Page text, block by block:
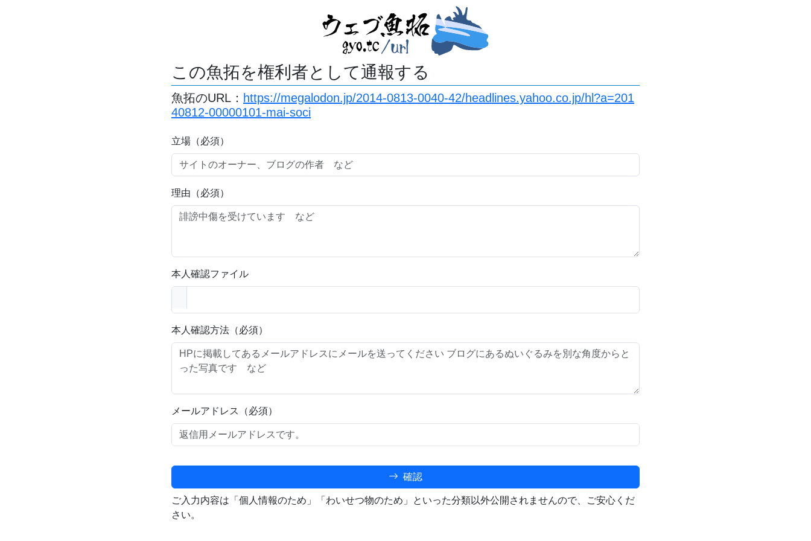
この魚拓を権利者として通報する
魚拓のURL： https://megalodon.jp/2014-0813-0040-42/headlines.yahoo.co.jp/hl?a=201
40812-00000101-mai-soci
立場（必須）
理由（必須）
本人確認ファイル
本人確認方法（必須）
メールアドレス（必須）
確認
ご入力内容は「個人情報のため」「わいせつ物のため」といった分類以外公開されませんので、ご安心くだ
さい。